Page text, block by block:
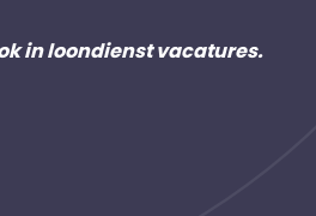
in loondienst vacatures.